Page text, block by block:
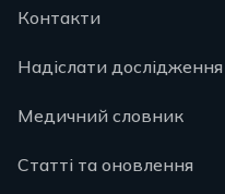
Контакти
Надіслати дослідження
Медичний словник
Статті та оновлення